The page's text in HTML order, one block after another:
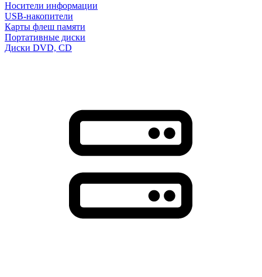
Носители информации
USB-накопители
Карты флеш памяти
Портативные диски
Диски DVD, CD